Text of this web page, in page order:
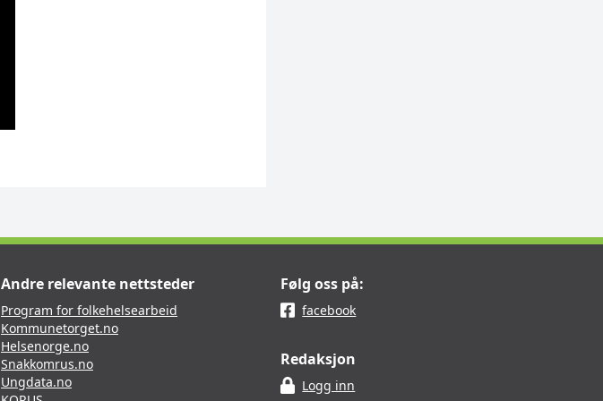
Andre relevante nettsteder
Program for folkehelsearbeid
Kommunetorget.no
Helsenorge.no
Snakkomrus.no
Ungdata.no
Følg oss på:
facebook
Redaksjon
Logg inn